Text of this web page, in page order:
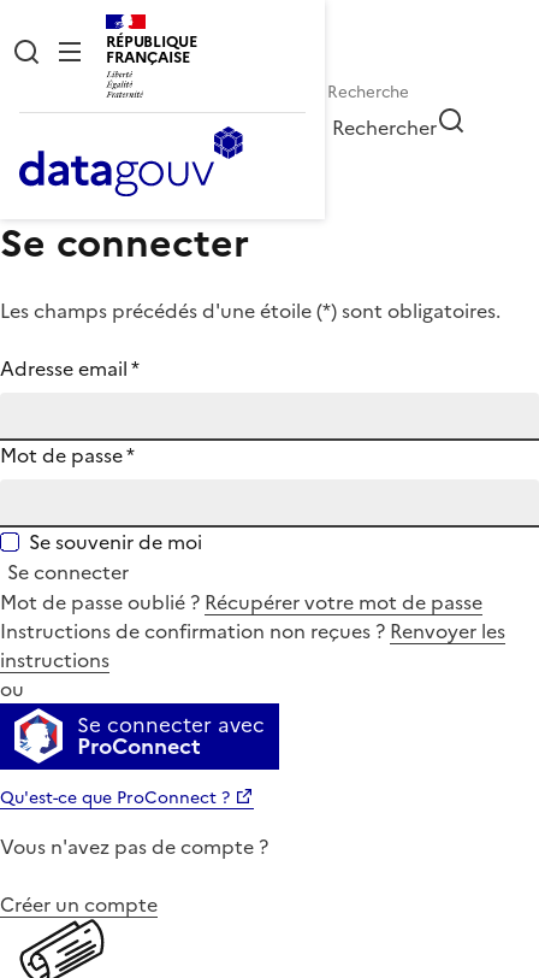
RÉPUBLIQUE
FRANÇAISE
Rechercher
Se connecter
Les champs précédés d'une étoile (*) sont obligatoires.
Adresse email*
Mot de passe*
Se souvenir de moi
Se connecter
Mot de passe oublié ? Récupérer votre mot de passe
Instructions de confirmation non reçues ? Renvoyer les
instructions
ou
Se connecter avec
ProConnect
Qu'est-ce que ProConnect ?
Vous n'avez pas de compte ?
Créer un compte